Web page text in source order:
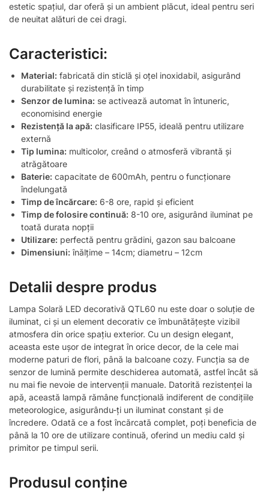
estetic spațiul, dar oferă și un ambient plăcut, ideal pentru seri
de neuitat alături de cei dragi.
Caracteristici:
Material: fabricată din sticlă și oțel inoxidabil, asigurând
durabilitate și rezistență în timp
Senzor de lumina: se activează automat în întuneric,
economisind energie
Rezistență la apă: clasificare IP55, ideală pentru utilizare
externă
Tip lumina: multicolor, creând o atmosferă vibrantă și
atrăgătoare
Baterie: capacitate de 600mAh, pentru o funcționare
îndelungată
Timp de încărcare: 6-8 ore, rapid și eficient
Timp de folosire continuă: 8-10 ore, asigurând iluminat pe
toată durata nopții
Utilizare: perfectă pentru grădini, gazon sau balcoane
Dimensiuni: înălțime – 14cm; diametru – 12cm
Detalii despre produs
Lampa Solară LED decorativă QTL60 nu este doar o soluție de
iluminat, ci și un element decorativ ce îmbunătățește vizibil
atmosfera din orice spațiu exterior. Cu un design elegant,
aceasta este ușor de integrat în orice decor, de la cele mai
moderne paturi de flori, până la balcoane cozy. Funcția sa de
senzor de lumină permite deschiderea automată, astfel încât să
nu mai fie nevoie de intervenții manuale. Datorită rezistenței la
apă, această lampă rămâne funcțională indiferent de condițiile
meteorologice, asigurându-ți un iluminat constant și de
încredere. Odată ce a fost încărcată complet, poți beneficia de
până la 10 ore de utilizare continuă, oferind un mediu cald și
primitor pe timpul serii.
Produsul conține